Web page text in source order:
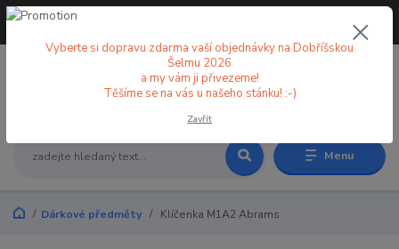
Menu
+420 773 998 582
Dárkové předměty Klíčenka M1A2 Abrams
Vyberte si dopravu zdarma vaší objednávky na Dobříšskou
Šelmu 2026
a my vám ji přivezeme!
Těšíme se na vás u našeho stánku! :-)
Zavřít